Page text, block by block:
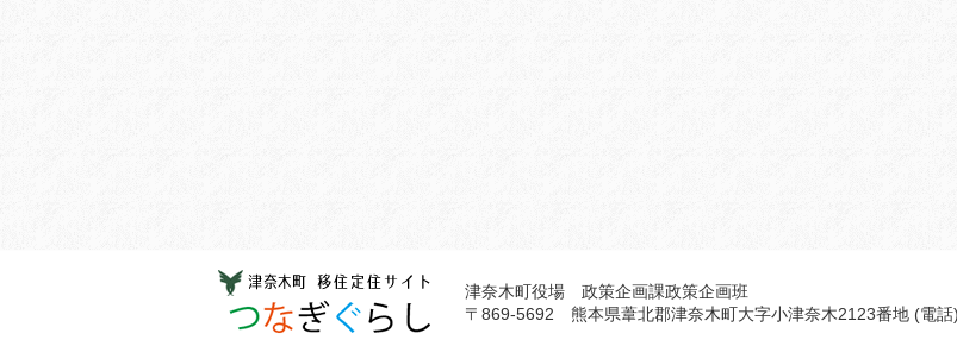
津奈木町役場 政策企画課政策企画班
〒869-5692 熊本県葦北郡津奈木町大字小津奈木2123番地 (電